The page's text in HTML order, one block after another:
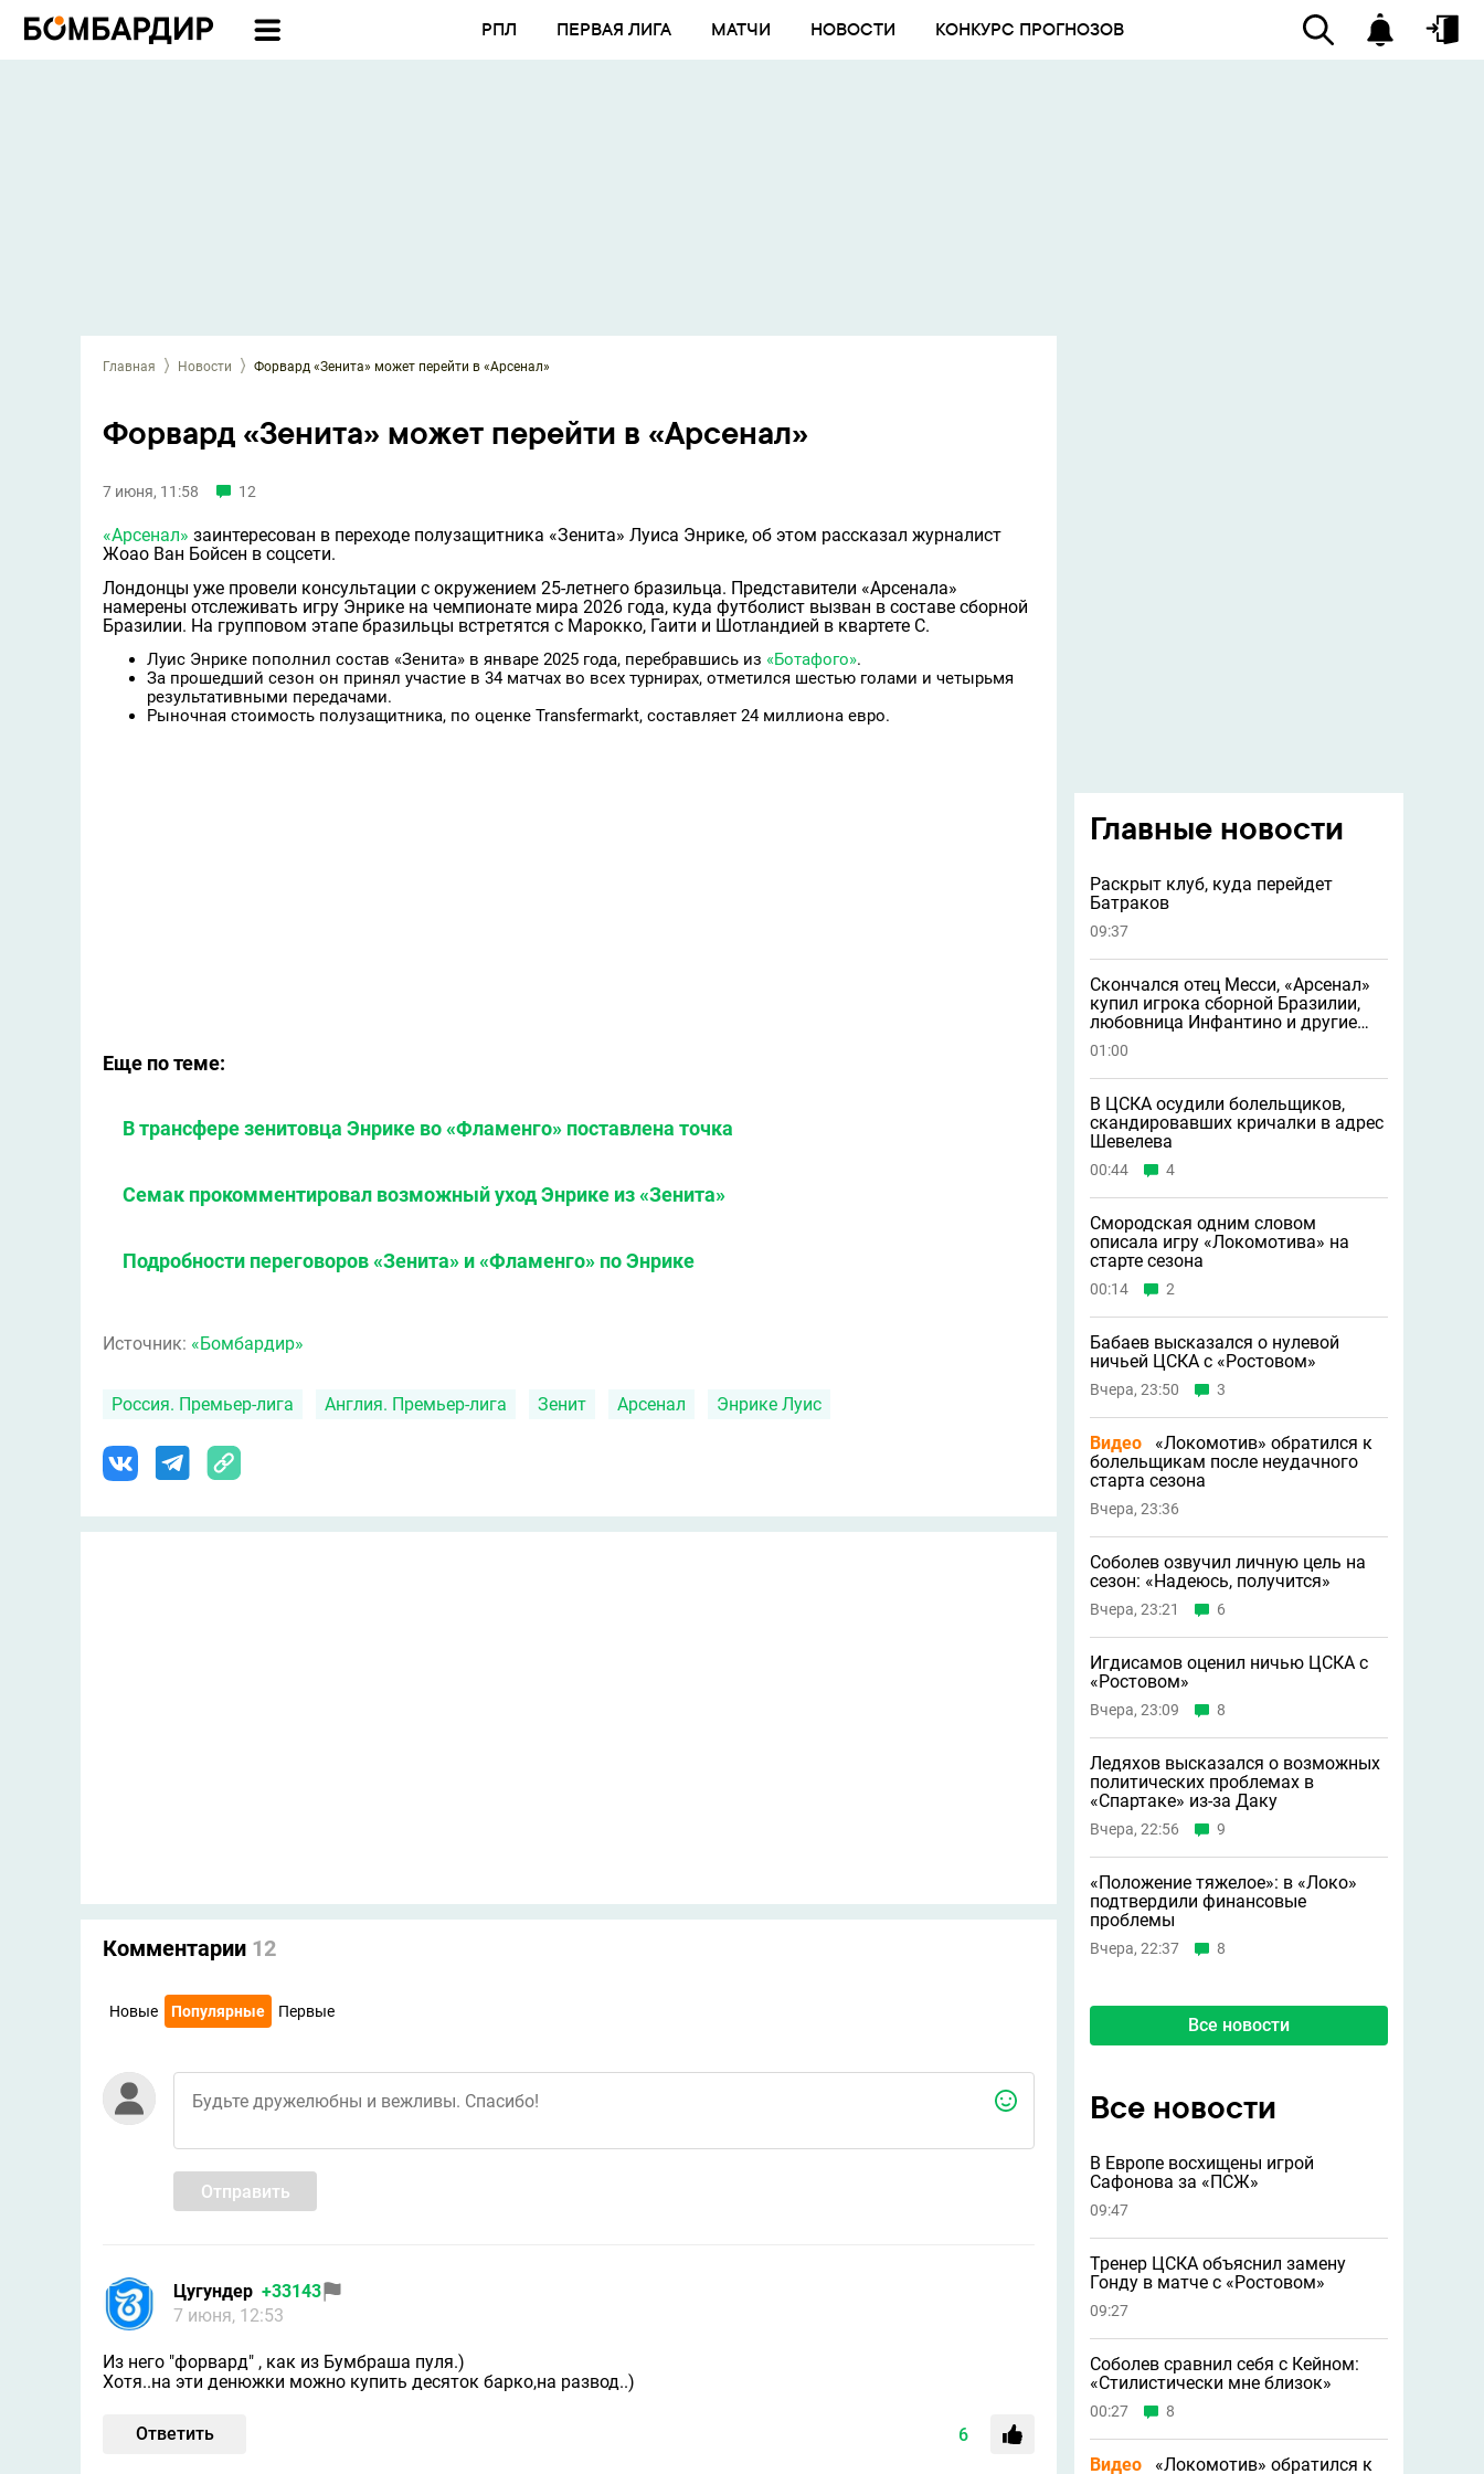
РПЛ ПЕРВАЯ ЛИГА МАТЧИ НОВОСТИ КОНКУРС ПРОГНОЗОВ
Главная Новости Форвард «Зенита» может перейти в «Арсенал»
Форвард «Зенита» может перейти в «Арсенал»
7 июня, 11:58 12
«Арсенал» заинтересован в переходе полузащитника «Зенита» Луиса Энрике, об этом рассказал журналист
Жоао Ван Бойсен в соцсети.
Лондонцы уже провели консультации с окружением 25-летнего бразильца. Представители «Арсенала»
намерены отслеживать игру Энрике на чемпионате мира 2026 года, куда футболист вызван в составе сборной
Бразилии. На групповом этапе бразильцы встретятся с Марокко, Гаити и Шотландией в квартете C.
Луис Энрике пополнил состав «Зенита» в январе 2025 года, перебравшись из «Ботафого».
За прошедший сезон он принял участие в 34 матчах во всех турнирах, отметился шестью голами и четырьмя
результативными передачами.
Рыночная стоимость полузащитника, по оценке Transfermarkt, составляет 24 миллиона евро.
Еще по теме:
В трансфере зенитовца Энрике во «Фламенго» поставлена точка
Семак прокомментировал возможный уход Энрике из «Зенита»
Подробности переговоров «Зенита» и «Фламенго» по Энрике
Источник: «Бомбардир»
Россия. Премьер-лига Англия. Премьер-лига Зенит Арсенал Энрике Луис
Комментарии 12
Новые Популярные Первые
Отправить
Цугундeр +33143
7 июня, 12:53
Из него "форвард" , как из Бумбраша пуля.)
Хотя..на эти денюжки можно купить десяток барко,на развод..)
Ответить 6
Главные новости
Раскрыт клуб, куда перейдет
Батраков
09:37
Скончался отец Месси, «Арсенал»
купил игрока сборной Бразилии,
любовница Инфантино и другие
новости
01:00
В ЦСКА осудили болельщиков,
скандировавших кричалки в адрес
Шевелева
00:44 4
Смородская одним словом
описала игру «Локомотива» на
старте сезона
00:14 2
Бабаев высказался о нулевой
ничьей ЦСКА с «Ростовом»
Вчера, 23:50 3
Видео
«Локомотив» обратился к
болельщикам после неудачного
старта сезона
Вчера, 23:36
Соболев озвучил личную цель на
сезон: «Надеюсь, получится»
Вчера, 23:21 6
Игдисамов оценил ничью ЦСКА с
«Ростовом»
Вчера, 23:09 8
Ледяхов высказался о возможных
политических проблемах в
«Спартаке» из-за Даку
Вчера, 22:56 9
«Положение тяжелое»: в «Локо»
подтвердили финансовые
проблемы
Вчера, 22:37 8
Все новости
Все новости
В Европе восхищены игрой
Сафонова за «ПСЖ»
09:47
Тренер ЦСКА объяснил замену
Гонду в матче с «Ростовом»
09:27
Соболев сравнил себя с Кейном:
«Стилистически мне близок»
00:27 8
Видео
«Локомотив» обратился к